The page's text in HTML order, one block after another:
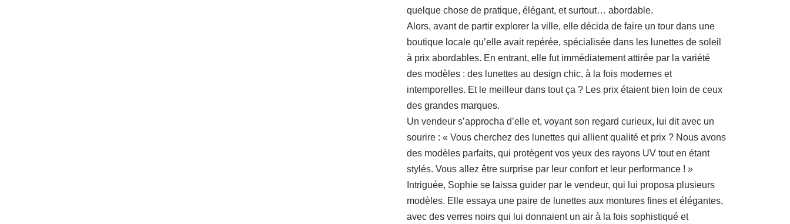
quelque chose de pratique, élégant, et surtout… abordable.
Alors, avant de partir explorer la ville, elle décida de faire un tour dans une
boutique locale qu’elle avait repérée, spécialisée dans les lunettes de soleil
à prix abordables. En entrant, elle fut immédiatement attirée par la variété
des modèles : des lunettes au design chic, à la fois modernes et
intemporelles. Et le meilleur dans tout ça ? Les prix étaient bien loin de ceux
des grandes marques.
Un vendeur s’approcha d’elle et, voyant son regard curieux, lui dit avec un
sourire : « Vous cherchez des lunettes qui allient qualité et prix ? Nous avons
des modèles parfaits, qui protègent vos yeux des rayons UV tout en étant
stylés. Vous allez être surprise par leur confort et leur performance ! »
Intriguée, Sophie se laissa guider par le vendeur, qui lui proposa plusieurs
modèles. Elle essaya une paire de lunettes aux montures fines et élégantes,
avec des verres noirs qui lui donnaient un air à la fois sophistiqué et